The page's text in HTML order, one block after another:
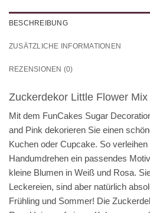
BESCHREIBUNG
ZUSÄTZLICHE INFORMATIONEN
REZENSIONEN (0)
Zuckerdekor Little Flower
Mit dem FunCakes Sugar
and Pink dekorieren Sie einen
Kuchen oder Cupcake. So
Handumdrehen ein passendes
kleine Blumen in Weiß und Rosa.
Leckereien, sind aber natürlich
Frühling und Sommer! Die